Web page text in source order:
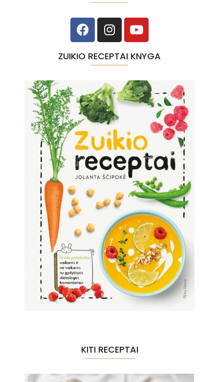
ZUIKIO RECEPTAI KNYGA
KITI RECEPTAI